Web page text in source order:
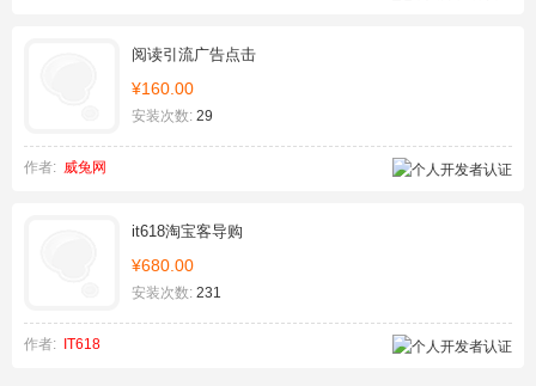
阅读引流广告点击
¥160.00
安装次数: 29
作者: 威兔网
it618淘宝客导购
¥680.00
安装次数: 231
作者: IT618